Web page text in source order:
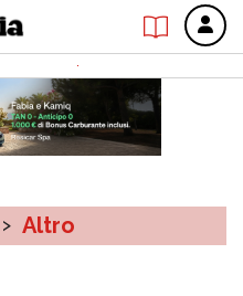
> Altro